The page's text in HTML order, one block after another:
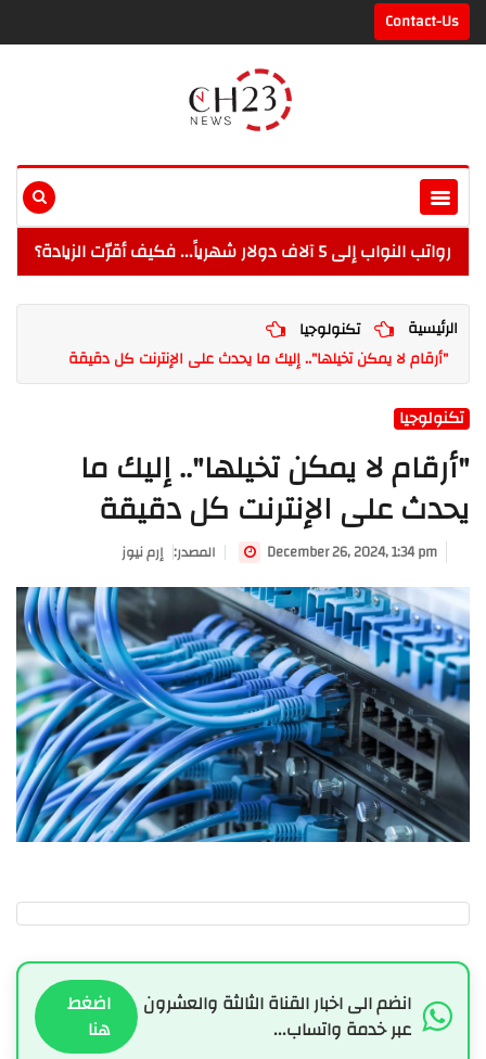
Contact-Us
رواتب النواب إلى 5 آلاف دولار شهرياً... فكيف أقرّت الزيادة؟
الرئيسية
تكنولوجيا
"أرقام لا يمكن تخيلها".. إليك ما يحدث على الإنترنت كل دقيقة
تكنولوجيا
"أرقام لا يمكن تخيلها".. إليك ما
يحدث على الإنترنت كل دقيقة
إرم نيوز :المصدر December 26, 2024, 1:34 pm
انضم الى اخبار القناة الثالثة والعشرون
عبر خدمة واتساب...
اضغط
هنا